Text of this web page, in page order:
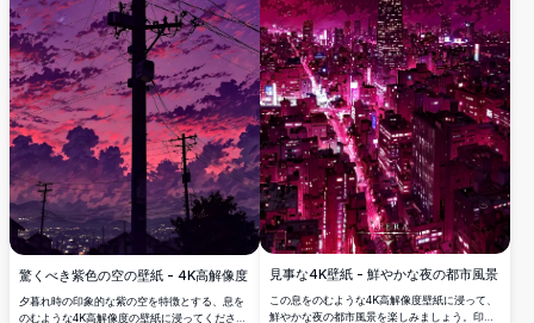
驚くべき紫色の空の壁紙 - 4K高解像度
夕暮れ時の印象的な紫の空を特徴とする、息を
のむような4K高解像度の壁紙に浸ってくださ
見事な4K壁紙 - 鮮やかな夜の都市風景
この息をのむような4K高解像度壁紙に浸って、
鮮やかな夜の都市風景を楽しみましょう。印象